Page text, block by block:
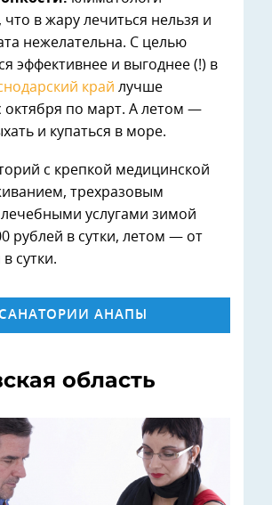
что в жару лечиться нельзя и
нежелательна. С целью
эффективнее и выгоднее (!) в
край лучше
октября по март. А летом —
и купаться в море.
с крепкой медицинской
трехразовым
услугами зимой
рублей в сутки, летом — от
сутки.
САНАТОРИИ АНАПЫ
область